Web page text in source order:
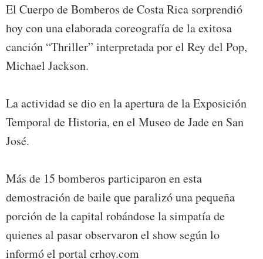
El Cuerpo de Bomberos de Costa Rica sorprendió
hoy con una elaborada coreografía de la exitosa
canción “Thriller” interpretada por el Rey del Pop,
Michael Jackson.
La actividad se dio en la apertura de la Exposición
Temporal de Historia, en el Museo de Jade en San
José.
Más de 15 bomberos participaron en esta
demostración de baile que paralizó una pequeña
porción de la capital robándose la simpatía de
quienes al pasar observaron el show según lo
informó el portal crhoy.com